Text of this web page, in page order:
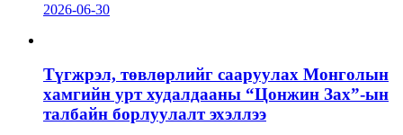
2026-06-30
Түгжрэл, төвлөрлийг сааруулах Монголын
хамгийн урт худалдааны “Цонжин Зах”-ын
талбайн борлуулалт эхэллээ